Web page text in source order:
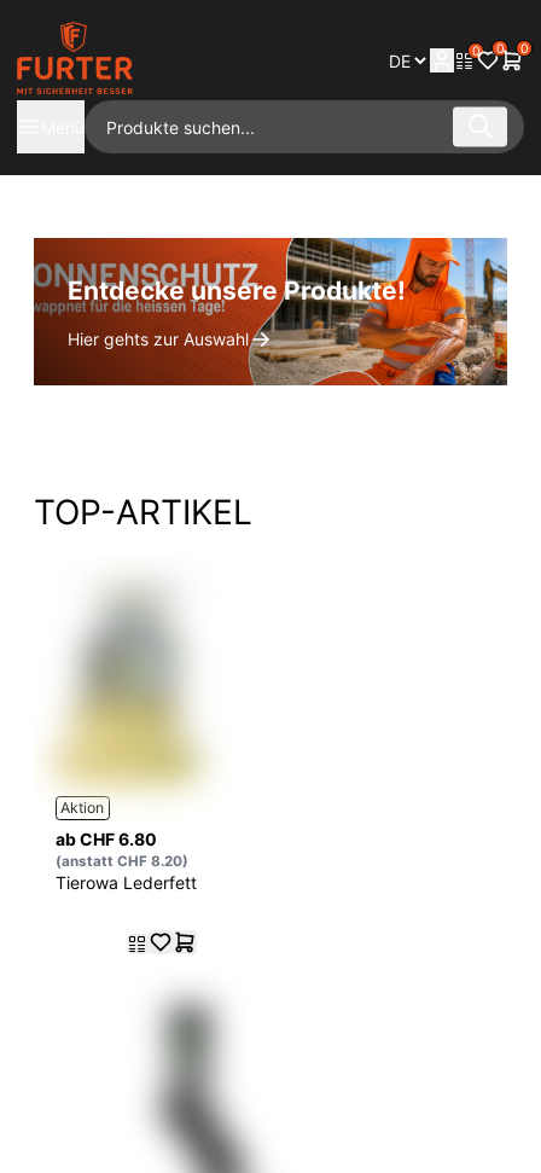
0 0 0
Entdecke unsere Produkte!
Hier gehts zur Auswahl
TOP-ARTIKEL
Aktion
ab CHF 6.80
(anstatt CHF 8.20)
Tierowa Lederfett